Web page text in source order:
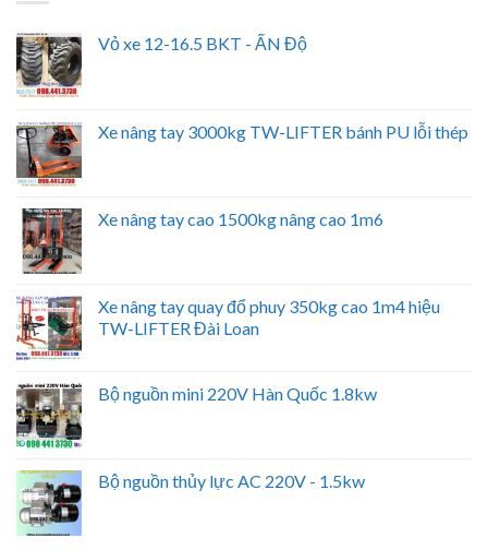
Vỏ xe 12-16.5 BKT - ẤN Độ
Xe nâng tay 3000kg TW-LIFTER bánh PU lỗi thép
Xe nâng tay cao 1500kg nâng cao 1m6
Xe nâng tay quay đổ phuy 350kg cao 1m4 hiệu
TW-LIFTER Đài Loan
Bộ nguồn mini 220V Hàn Quốc 1.8kw
Bộ nguồn thủy lực AC 220V - 1.5kw